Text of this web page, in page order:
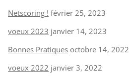
Netscoring ! février 25, 2023
voeux 2023 janvier 14, 2023
Bonnes Pratiques octobre 14, 2022
voeux 2022 janvier 3, 2022